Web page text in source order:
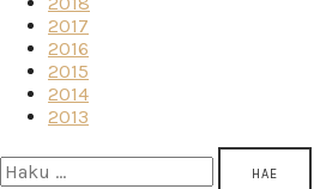
2017
2016
2015
2014
2013
Haku: